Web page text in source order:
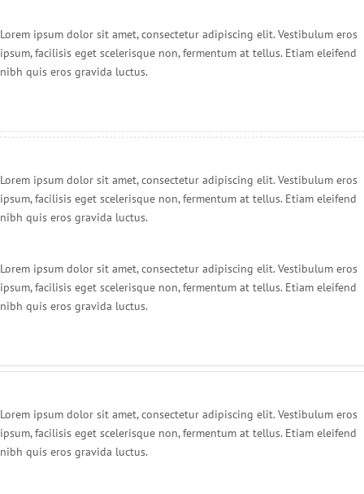
Lorem ipsum dolor sit amet, consectetur adipiscing elit. Vestibulum eros
ipsum, facilisis eget scelerisque non, fermentum at tellus. Etiam eleifend
nibh quis eros gravida luctus.
Lorem ipsum dolor sit amet, consectetur adipiscing elit. Vestibulum eros
ipsum, facilisis eget scelerisque non, fermentum at tellus. Etiam eleifend
nibh quis eros gravida luctus.
Lorem ipsum dolor sit amet, consectetur adipiscing elit. Vestibulum eros
ipsum, facilisis eget scelerisque non, fermentum at tellus. Etiam eleifend
nibh quis eros gravida luctus.
Lorem ipsum dolor sit amet, consectetur adipiscing elit. Vestibulum eros
ipsum, facilisis eget scelerisque non, fermentum at tellus. Etiam eleifend
nibh quis eros gravida luctus.